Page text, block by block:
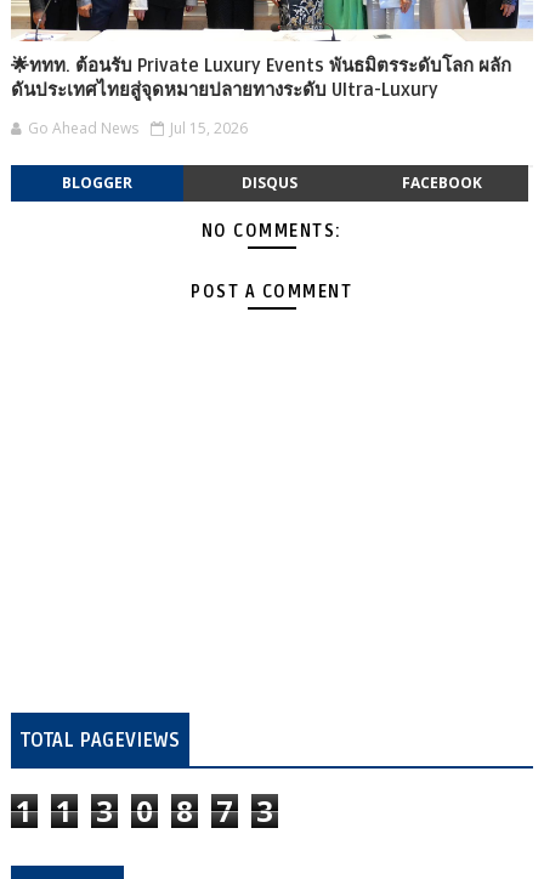
🌟ททท. ต้อนรับ Private Luxury Events พันธมิตรระดับโลก ผลัก
ดันประเทศไทยสู่จุดหมายปลายทางระดับ Ultra-Luxury
Go Ahead News Jul 15, 2026
BLOGGER DISQUS FACEBOOK
NO COMMENTS:
POST A COMMENT
TOTAL PAGEVIEWS
1 1 3 0 8 7 3